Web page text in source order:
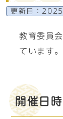
更新日： 2025
教育委員
ています。
開催日時